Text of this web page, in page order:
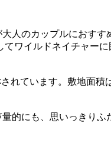
人のカップルにおすす
ワイルドネイチャーに
れています。敷地面積
的にも、思いっきりふ